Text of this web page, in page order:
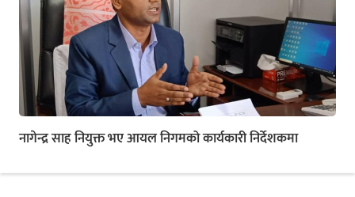
नागेन्द्र साह नियुक्त भए आयल निगमको कार्यकारी निर्देशकमा